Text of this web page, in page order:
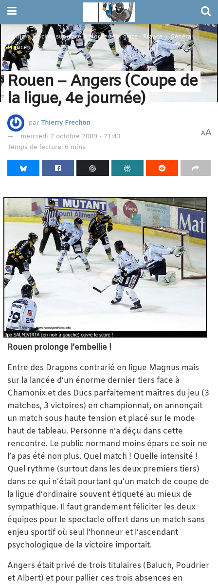
Home Hockey sur glace Hockey sur glace - France
Général
France
Rouen – Angers (Coupe de
la ligue, 4e journée)
par Thierry Frechon
mercredi 7 octobre 2009 - 21:43
Temps de lecture: 6 mins
AA
Rouen prolonge l’embellie !
Entre des Dragons contrarié en ligue Magnus mais
sur la lancée d’un énorme dernier tiers face à
Chamonix et des Ducs parfaitement maîtres du jeu (3
matches, 3 victoires) en championnat, on annonçait
un match sous haute tension et placé sur le mode
haut de tableau. Personne n’a déçu dans cette
rencontre. Le public normand moins épars ce soir ne
l’a pas été non plus. Quel match ! Quelle intensité !
Quel rythme (surtout dans les deux premiers tiers)
dans ce qui n’était pourtant qu’un match de coupe de
la ligue d’ordinaire souvent étiqueté au mieux de
sympathique. Il faut grandement féliciter les deux
équipes pour le spectacle offert dans un match sans
enjeu sportif où seul l’honneur et l’ascendant
psychologique de la victoire importait.
Angers était privé de trois titulaires (Baluch, Poudrier
et Albert) et pour pallier ces trois absences en